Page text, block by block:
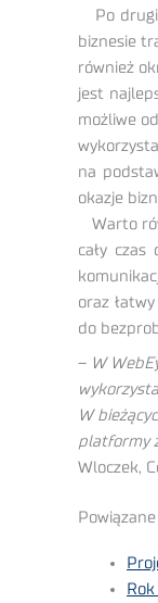
Po
biznesie
również
jest
możliwe
na
okazje
Warto
cały czas
oraz
do
– W
W
platformy
Wloczek,